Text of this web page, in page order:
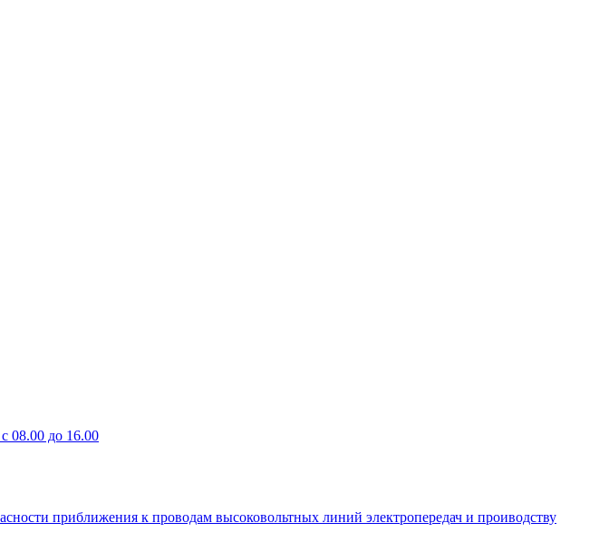
до 16.00
приближения к проводам высоковольтных линий электропередач и проиводству